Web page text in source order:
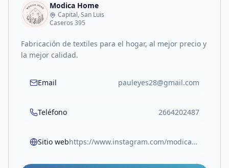
Modica Home
Capital, San Luis
Caseros 395
Fabricación de textiles para el hogar, al mejor precio y
la mejor calidad.
Email pauleyes28@gmail.com
Teléfono 2664202487
Sitio web https://www.instagram.com/modicahome?igsh=cDQ5dmExaXc4MjZ2&utm_source=qr